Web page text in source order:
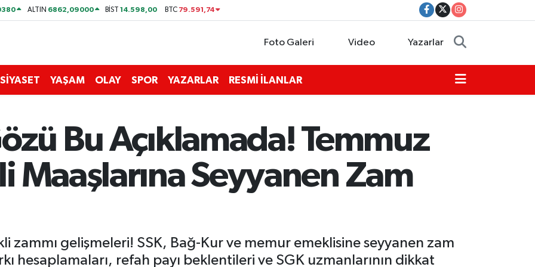
ALTIN 6862,09000 BİST14.598,00 BTC 79.591,74
Foto Galeri Video Yazarlar
SİYASET YAŞAM OLAY SPOR YAZARLAR RESMİ İLANLAR
Bu Açıklamada! Temmuz
Maaşlarına Seyyanen Zam
zammı gelişmeleri! SSK, Bağ-Kur ve memur emeklisine seyyanen zam
hesaplamaları, refah payı beklentileri ve SGK uzmanlarının dikkat